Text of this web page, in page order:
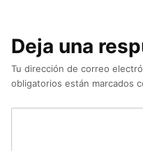
Deja una
Tu dirección de correo
obligatorios están marcados